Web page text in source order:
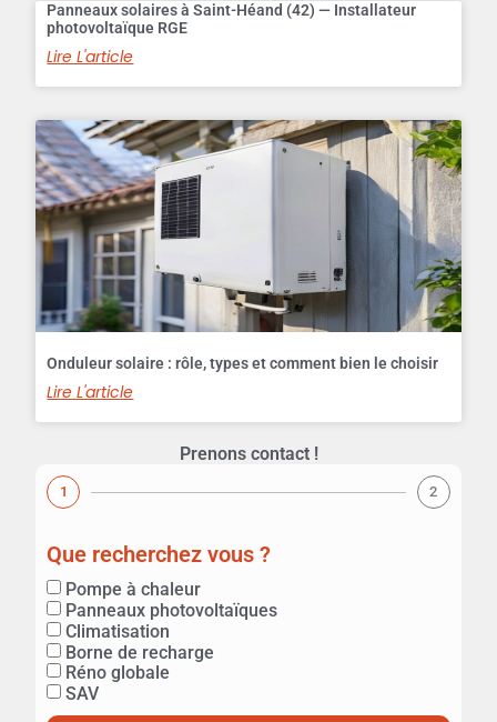
Panneaux solaires à Saint-Héand (42) — Installateur
photovoltaïque RGE
Lire L'article
Onduleur solaire : rôle, types et comment bien le choisir
Lire L'article
Prenons contact !
1 2
Que recherchez vous ?
Pompe à chaleur
Panneaux photovoltaïques
Climatisation
Borne de recharge
Réno globale
SAV
💬 Xavier - Happy Confort
Répond en quelques secondes
Bonjour ! Je suis Xavier. Comment